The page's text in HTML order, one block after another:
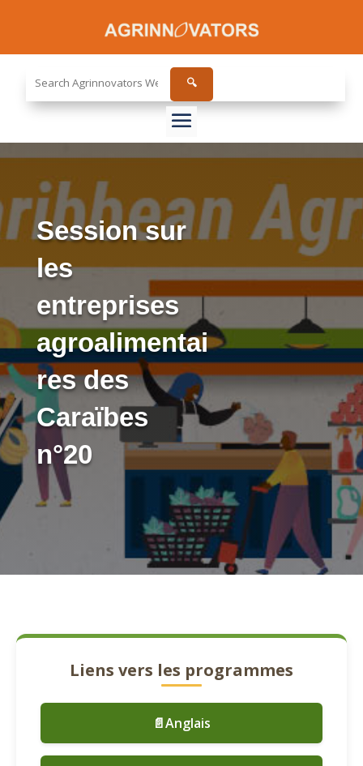
site...
🔍
Session sur
les
entreprises
agroalimentai
res des
Caraïbes
n°20
Liens vers les programmes
📄Anglais